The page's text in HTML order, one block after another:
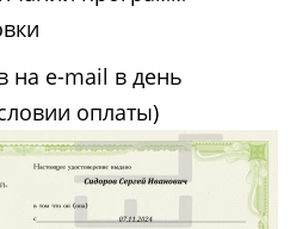
на e-mail в день
оплаты)